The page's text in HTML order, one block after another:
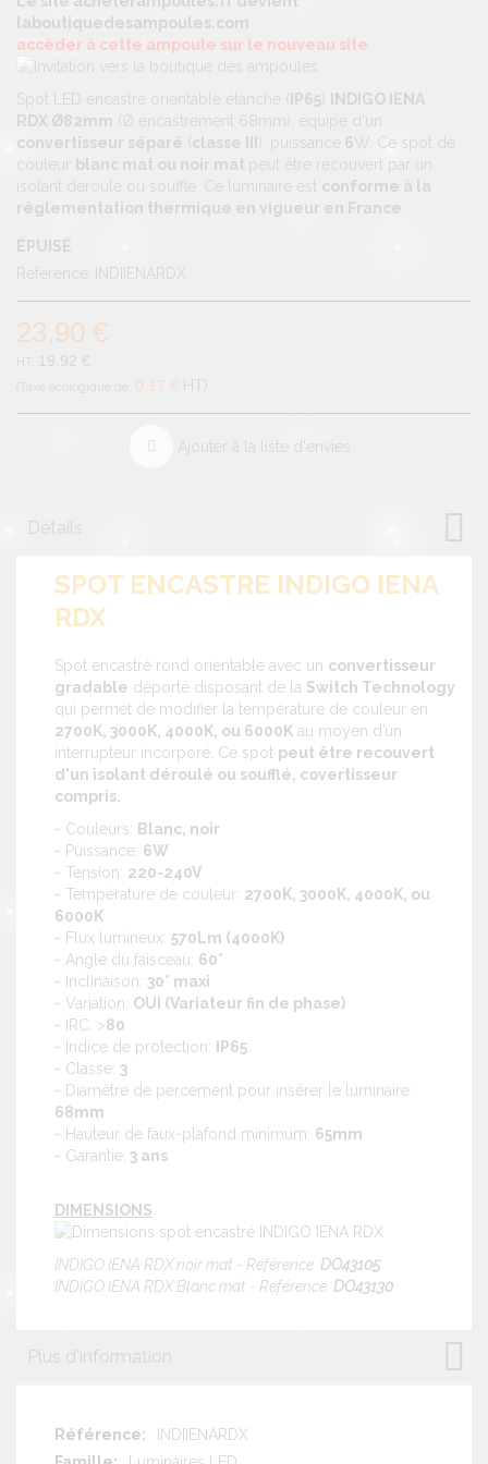
laboutiquedesampoules.com
accèder à cette ampoule sur le nouveau site
Spot LED encastré orientable étanche ( IP65)
INDIGO IENA
RDX Ø82mm (Ø encastrement 68mm), équipé d'un
convertisseur séparé (classe III ), puissance 6 W. Ce spot de
couleur
blanc mat ou noir mat peut être recouvert par un
isolant déroulé ou soufflé. Ce luminaire est conforme à la
réglementation thermique en vigueur en France
ÉPUISÉ
Référence
INDIIENARDX
23,90 €
19,92 €
0,17 € HT
Ajouter à la liste d'envies
Détails
SPOT ENCASTRE INDIGO IENA
RDX
Spot encastré rond orientable avec un convertisseur
gradable déporté disposant de la Switch Technology
qui permet de modifier la température de couleur en
2700K, 3000K, 4000K, ou 6000K au moyen d’un
interrupteur incorporé. Ce spot peut être recouvert
d'un isolant déroulé ou soufflé, covertisseur
compris.
- Couleurs: Blanc, noir
- Puissance: 6W
- Tension: 220-240V
- Température de couleur: 2700K, 3000K, 4000K, ou
6000K
- Flux lumineux: 570Lm (4000K)
- Angle du faisceau: 60°
- Inclinaison: 30° maxi
- Variation: OUI (Variateur fin de phase)
- IRC: >80
- Indice de protection:
IP65
- Classe: 3
- Diamètre de percement pour insérer le luminaire:
68mm
- Hauteur de faux-plafond minimum: 65mm
- Garantie: 3 ans
DIMENSIONS
INDIGO IENA RDX noir mat - Référence DO43105
INDIGO IENA RDX Blanc mat - Référence DO43130
Plus d'information
Plus
d'information
INDIIENARDX